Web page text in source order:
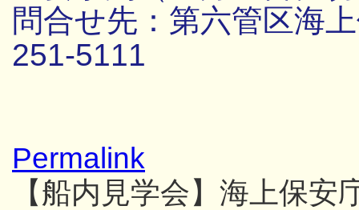
問合せ先：第六管区海
251-5111
Permalink
【船内見学会】海上保